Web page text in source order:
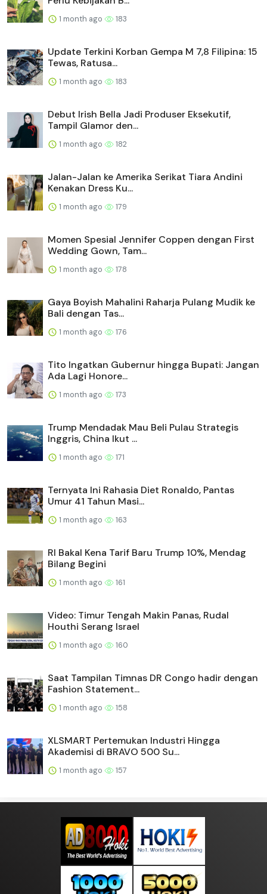
1 month ago 183
Update Terkini Korban Gempa M 7,8 Filipina: 15
Tewas, Ratusa...
1 month ago 183
Debut Irish Bella Jadi Produser Eksekutif,
Tampil Glamor den...
1 month ago 182
Jalan-Jalan ke Amerika Serikat Tiara Andini
Kenakan Dress Ku...
1 month ago 179
Momen Spesial Jennifer Coppen dengan First
Wedding Gown, Tam...
1 month ago 178
Gaya Boyish Mahalini Raharja Pulang Mudik ke
Bali dengan Tas...
1 month ago 176
Tito Ingatkan Gubernur hingga Bupati: Jangan
Ada Lagi Honore...
1 month ago 173
Trump Mendadak Mau Beli Pulau Strategis
Inggris, China Ikut ...
1 month ago 171
Ternyata Ini Rahasia Diet Ronaldo, Pantas
Umur 41 Tahun Masi...
1 month ago 163
RI Bakal Kena Tarif Baru Trump 10%, Mendag
Bilang Begini
1 month ago 161
Video: Timur Tengah Makin Panas, Rudal
Houthi Serang Israel
1 month ago 160
Saat Tampilan Timnas DR Congo hadir dengan
Fashion Statement...
1 month ago 158
XLSMART Pertemukan Industri Hingga
Akademisi di BRAVO 500 Su...
1 month ago 157